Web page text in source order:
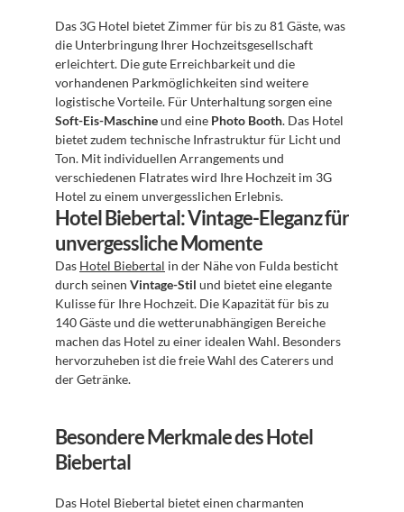
Das 3G Hotel bietet Zimmer für bis zu 81 Gäste, was
die Unterbringung Ihrer Hochzeitsgesellschaft
erleichtert. Die gute Erreichbarkeit und die
vorhandenen Parkmöglichkeiten sind weitere
Soft-Eis-Maschine und eine Photo Booth. Das Hotel
bietet zudem technische Infrastruktur für Licht und
Ton. Mit individuellen Arrangements und
verschiedenen Flatrates wird Ihre Hochzeit im 3G
Hotel zu einem unvergesslichen Erlebnis.
Hotel Biebertal: Vintage-Eleganz für
unvergessliche Momente
Das Hotel Biebertal in der Nähe von Fulda besticht
durch seinen Vintage-Stil und bietet eine elegante
Kulisse für Ihre Hochzeit. Die Kapazität für bis zu
140 Gäste und die wetterunabhängigen Bereiche
machen das Hotel zu einer idealen Wahl. Besonders
hervorzuheben ist die freie Wahl des Caterers und
der Getränke.
Besondere Merkmale des Hotel
Biebertal